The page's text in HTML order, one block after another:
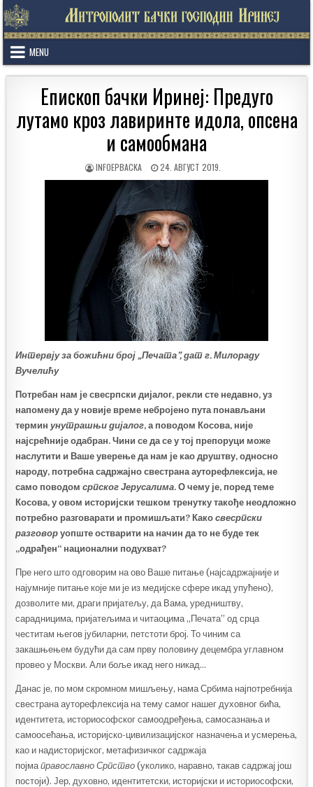
Skip
to
content
MENU
Епископ бачки Иринеј: Предуго
лутамо кроз лавиринте идола, опсена
и самообмана
AUTHOR:
INFOEPBACKA
PUBLISHED
DATE:
24. АВГУСТ 2019.
Интервју за божићни број „Печата”, дат г. Милораду
Вучелићу
Потребан нам је свесрпски дијалог, рекли сте недавно, уз
напомену да у новије време небројено пута понављани
терминунутрашњи дијалог, а поводом Косова, није
најсрећније одабран. Чини се да се у тој препоруци може
наслутити и Ваше уверење да нам је као друштву, односно
народу, потребна садржајно свестрана ауторефлексија, не
само поводомсрпског Јерусалима. О чему је, поред теме
Косова, у овом историјски тешком тренутку такође неодложно
потребно разговарати и промишљати? Какосвесрпски
разговор уопште остварити на начин да то не буде тек
„одрађен“ национални подухват?
Пре него што одговорим на ово Ваше питање (најсадржајније и
најумније питање које ми је из медијске сфере икад упућено),
дозволите ми, драги пријатељу, да Вама, уредништву,
сарадницима, пријатељима и читаоцима „Печата” од срца
честитам његов јубиларни, петстоти број. То чиним са
закашњењем будући да сам прву половину децембра углавном
провео у Москви. Али боље икад него никад…
Данас је, по мом скромном мишљењу, нама Србима најпотребнија
свестрана ауторефлексија на тему самог нашег духовног бића,
идентитета, историософског самоодређења, самосазнања и
самоосећања, историјско-цивилизацијског назначења и усмерења,
као и надисторијског, метафизичког садржаја
појмаправославно Српство (уколико, наравно, такав садржај још
постоји). Јер, духовно, идентитетски, историјски и историософски,